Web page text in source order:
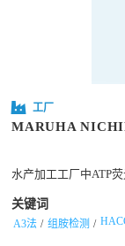
工厂
MARUHA
水产加工工厂中ATP
关键词
A3法 组胺检测